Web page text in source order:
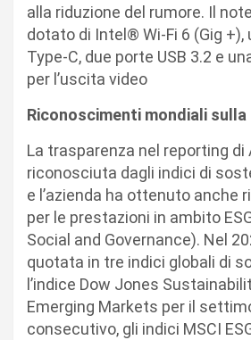
alla riduzione del rumore. Il
dotato di Intel® Wi-Fi 6 (Gig +),
Type-C, due porte USB 3.2 e
per l’uscita video
Riconoscimenti mondiali
La trasparenza nel reporting
riconosciuta dagli indici di
e l’azienda ha ottenuto anche
per le prestazioni in ambito
Social and Governance). Nel
quotata in tre indici globali di
l’indice Dow Jones
Emerging Markets per il
consecutivo, gli indici MSCI